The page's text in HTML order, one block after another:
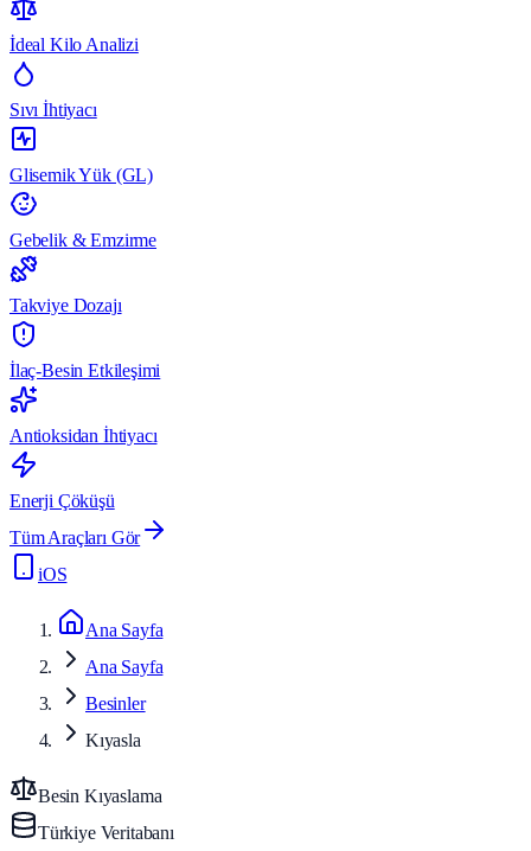
İdeal Kilo Analizi
Sıvı İhtiyacı
Glisemik Yük (GL)
Gebelik & Emzirme
Takviye Dozajı
İlaç-Besin Etkileşimi
Antioksidan İhtiyacı
Enerji Çöküşü
Tüm Araçları Gör
iOS
Ana Sayfa
Ana Sayfa
Besinler
Kıyasla
Besin Kıyaslama
Türkiye Veritabanı